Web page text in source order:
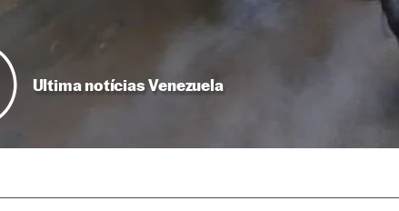
Ultima notícias Venezuela